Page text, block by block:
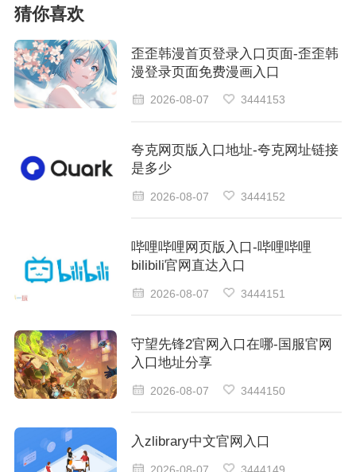
猜你喜欢
歪歪韩漫首页登录入口页面-歪歪韩
漫登录页面免费漫画入口
2026-08-07 3444153
夸克网页版入口地址-夸克网址链接
是多少
2026-08-07 3444152
哔哩哔哩网页版入口-哔哩哔哩
bilibili官网直达入口
2026-08-07 3444151
守望先锋2官网入口在哪-国服官网
入口地址分享
2026-08-07 3444150
入zlibrary中文官网入口
2026-08-07 3444149